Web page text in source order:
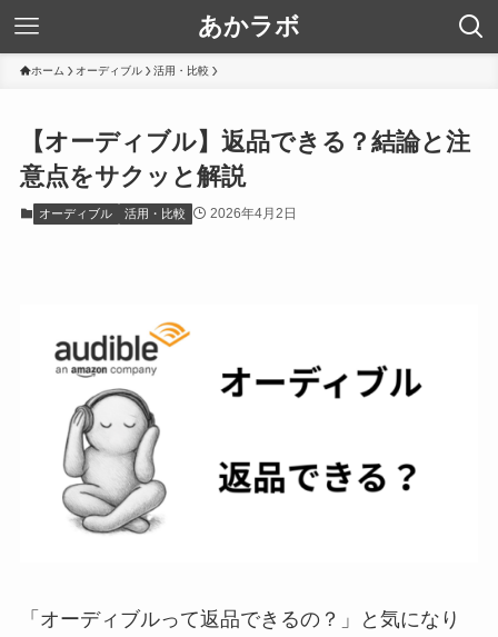
あかラボ
ホーム オーディブル 活用・比較
【オーディブル】返品できる？結論と注
意点をサクッと解説
オーディブル 活用・比較 2026年4月2日
「オーディブルって返品できるの？」と気になり